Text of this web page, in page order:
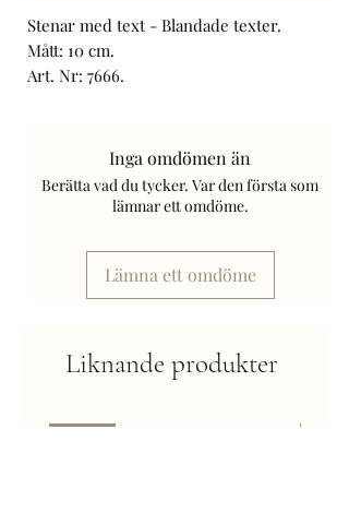
Stenar med text - Blandade texter.
Mått: 10 cm.
Art. Nr: 7666.
Inga omdömen än
Berätta vad du tycker. Var den första som
lämnar ett omdöme.
Lämna ett omdöme
Liknande produkter